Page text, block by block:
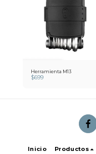
Herramienta M13
$699
Inicio Productos